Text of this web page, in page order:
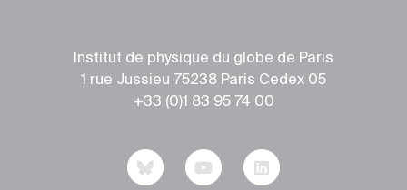
Institut de physique du globe de Paris
1 rue Jussieu 75238 Paris Cedex 05
+33 (0)1 83 95 74 00